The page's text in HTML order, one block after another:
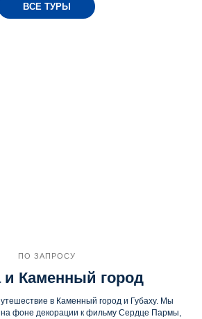
ВСЕ ТУРЫ
ПО ЗАПРОСУ
и Каменный город
в Каменный город и Губаху. Мы
фоне декорации к фильму Сердце Пармы,